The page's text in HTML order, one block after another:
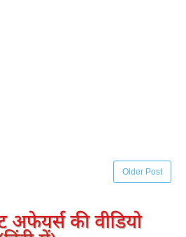
Older Post